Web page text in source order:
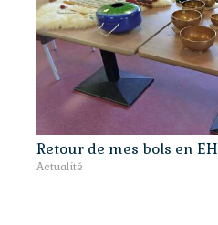
Retour de mes bols en
Actualité